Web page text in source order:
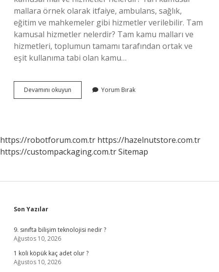
mallara örnek olarak itfaiye, ambulans, sağlık,
eğitim ve mahkemeler gibi hizmetler verilebilir. Tam
kamusal hizmetler nelerdir? Tam kamu malları ve
hizmetleri, toplumun tamamı tarafından ortak ve
eşit kullanıma tabi olan kamu…
Devamını okuyun
Kamusal
Yorum Bırak
https://robotforum.com.tr https://hazelnutstore.com.tr
https://custompackaging.com.trSitemap
Sidebar
Son Yazılar
9. sınıfta bilişim teknolojisi nedir ?
Ağustos 10, 2026
1 koli köpük kaç adet olur ?
Ağustos 10, 2026